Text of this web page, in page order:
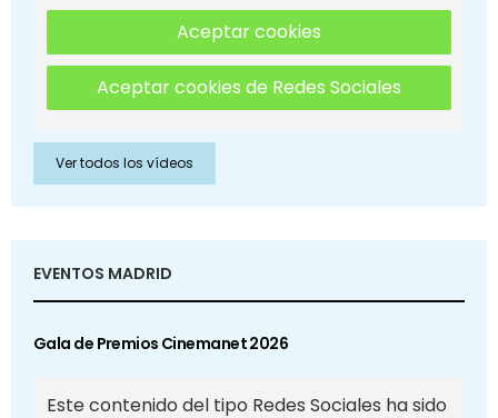
Aceptar cookies
Aceptar cookies de Redes Sociales
Ver todos los vídeos
EVENTOS MADRID
Gala de Premios Cinemanet 2026
Este contenido del tipo Redes Sociales ha sido